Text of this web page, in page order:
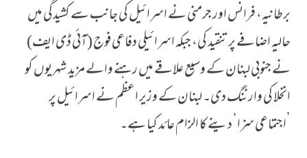
برطانیہ، فرانس اور جرمنی نے اسرائیل کی جانب سے کشیدگی میں
حالیہ اضافے پر تنقید کی، جبکہ اسرائیلی دفاعی فوج (آئی ڈی ایف)
نے جنوبی لبنان کے وسیع علاقے میں رہنے والے مزید شہریوں کو
انخلا کی وارننگ دی۔ لبنان کے وزیر اعظم نے اسرائیل پر
’اجتماعی سزا‘ دینے کا الزام عائد کیا ہے۔